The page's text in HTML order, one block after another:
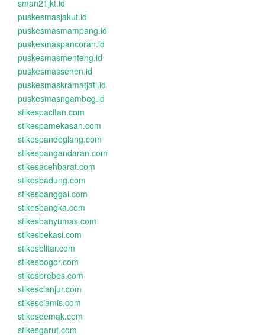
sman21jkt.id
puskesmasjakut.id
puskesmasmampang.id
puskesmaspancoran.id
puskesmasmenteng.id
puskesmassenen.id
puskesmaskramatjati.id
puskesmasngambeg.id
stikespacitan.com
stikespamekasan.com
stikespandeglang.com
stikespangandaran.com
stikesacehbarat.com
stikesbadung.com
stikesbanggai.com
stikesbangka.com
stikesbanyumas.com
stikesbekasi.com
stikesblitar.com
stikesbogor.com
stikesbrebes.com
stikescianjur.com
stikesciamis.com
stikesdemak.com
stikesgarut.com